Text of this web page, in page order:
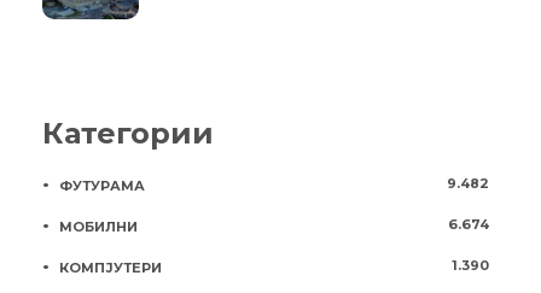
Категории
ФУТУРАМА 9.482
МОБИЛНИ 6.674
КОМПЈУТЕРИ 1.390